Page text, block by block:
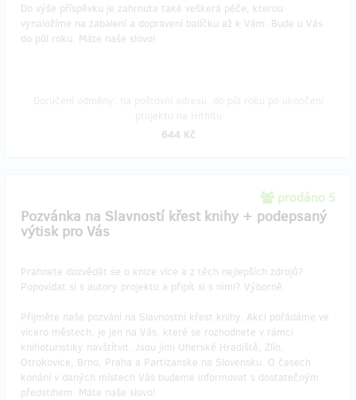
Do výše příspěvku je zahrnuta také veškerá péče, kterou
vynaložíme na zabalení a dopravení balíčku až k Vám. Bude u Vás
do půl roku. Máte naše slovo!
644 Kč
prodáno 5
Pozvánka na Slavností křest knihy + podepsaný
výtisk pro Vás
Prahnete dozvědět se o knize více a z těch nejlepších zdrojů?
Popovídat si s autory projektu a připít si s nimi? Výborně.
Přijměte naše pozvání na Slavnostní křest knihy. Akci pořádáme ve
vícero městech, je jen na Vás, které se rozhodnete v rámci
knihoturistiky navštítvit. Jsou jimi Uherské Hradiště, Zlín,
Otrokovice, Brno, Praha a Partizanske na Slovensku. O časech
konání v daných místech Vás budeme informovat s dostatečným
předstihem. Máte naše slovo!